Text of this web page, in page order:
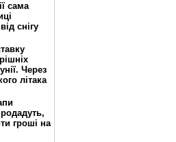
сама
снігу
Через
літака
гроші на